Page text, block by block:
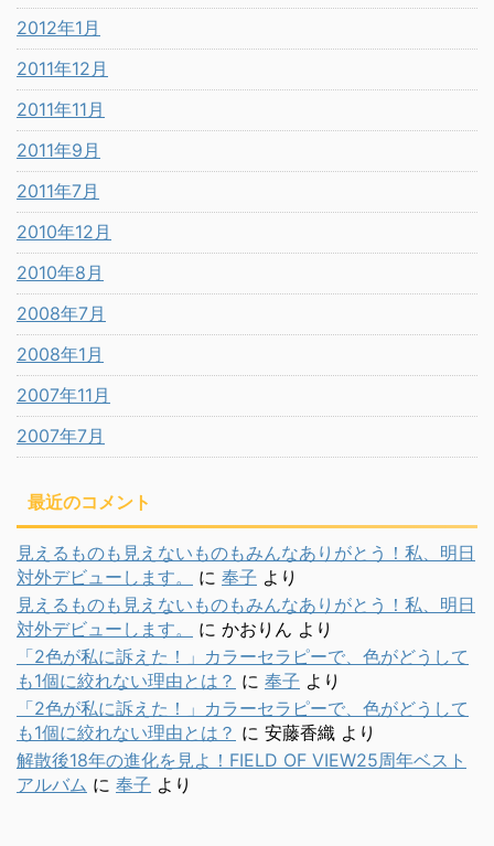
2012年1月
2011年12月
2011年11月
2011年9月
2011年7月
2010年12月
2010年8月
2008年7月
2008年1月
2007年11月
2007年7月
最近のコメント
見えるものも見えないものもみんなありがとう！私、明日
対外デビューします。
に 奉子 より
見えるものも見えないものもみんなありがとう！私、明日
対外デビューします。
に かおりん より
「2色が私に訴えた！」カラーセラピーで、色がどうして
も1個に絞れない理由とは？ に 奉子 より
「2色が私に訴えた！」カラーセラピーで、色がどうして
も1個に絞れない理由とは？ に 安藤香織 より
解散後18年の進化を見よ！FIELD OF VIEW25周年ベスト
アルバム に 奉子 より